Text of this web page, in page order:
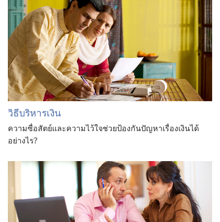
วิธี​บริหาร​เงิน
ความ​ซื่อ​สัตย์​และ​ความ​ไว้​ใจ​ช่วย​ป้องกัน​ปัญหา​เรื่อง​เงิน​ได้​
อย่าง​ไร?